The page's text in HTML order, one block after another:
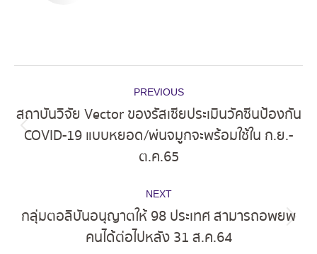
navigation
PREVIOUS
Previous
post:
สถาบันวิจัย Vector ของรัสเซียประเมินวัคซีนป้องกัน
COVID-19 แบบหยอด/พ่นจมูกจะพร้อมใช้ใน ก.ย.-
ต.ค.65
NEXT
post:
กลุ่มตอลิบันอนุญาตให้ 98 ประเทศ สามารถอพยพ
คนได้ต่อไปหลัง 31 ส.ค.64